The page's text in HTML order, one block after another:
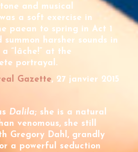
and musical
a soft exercise in
paean to spring in Act 1
harsher sounds in
“lâche!” at the
portrayal.
Gazette, 27 janvier 2015
Dalila; she is a natural
venomous, she still
Gregory Dahl, grandly
a powerful seduction